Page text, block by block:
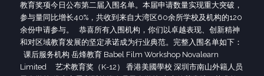
教育奖项今日公布第二届入围名单。本届申请数量实现重大突破，
参与量同比增长40%，共收到来自大湾区60余所学校及机构的120
余份申请参与。 恭喜所有入围机构，你们以卓越表现、创新精神
和对区域教育发展的坚定承诺成为行业典范。完整入围名单如下：
课后服务机构 岳烽教育 Babel Film Workshop Novalearn
Limited 艺术教育奖（K-12） 香港美國學校 深圳市南山外籍人员